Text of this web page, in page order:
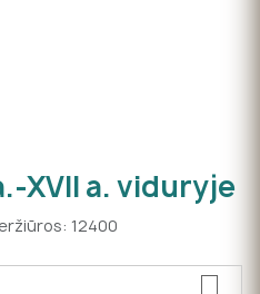
XVII a. viduryje
12400